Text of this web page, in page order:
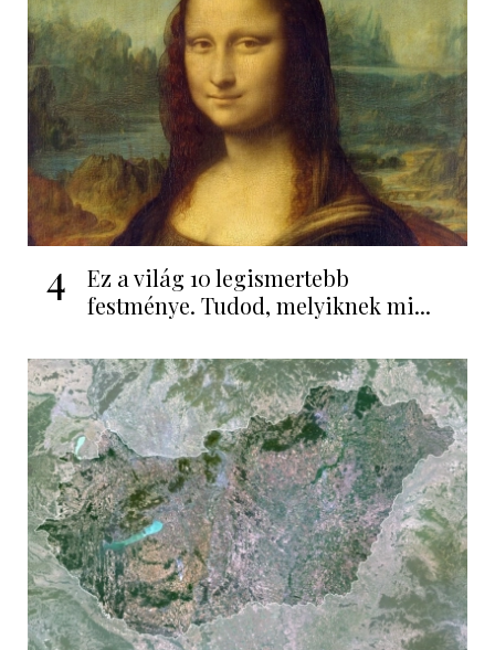
4
Ez a világ 10 legismertebb
festménye. Tudod, melyiknek mi...